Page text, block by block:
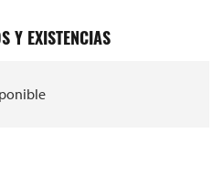
Y EXISTENCIAS